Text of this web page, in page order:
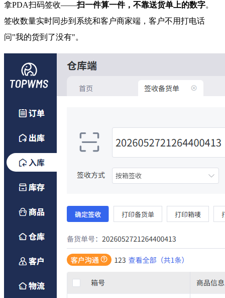
拿PDA扫码签收——扫一件算一件，不靠送货单上的数字。
签收数量实时同步到系统和客户商家端，客户不用打电话
问"我的货到了没有"。